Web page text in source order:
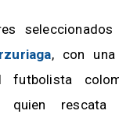
seleccionados
, con
futbolista
quien rescata